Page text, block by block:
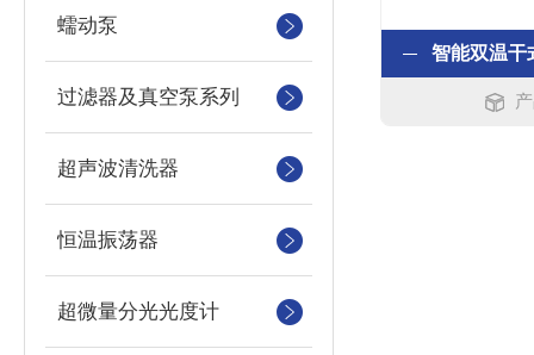
蠕动泵
过滤器及真空泵系列
超声波清洗器
恒温振荡器
超微量分光光度计